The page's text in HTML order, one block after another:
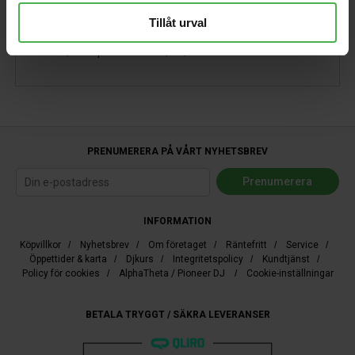
Tillåt urval
PRENUMERERA PÅ VÅRT NYHETSBREV
INFORMATION
Köpvillkor / Nyhetsbrev / Om företaget / Räntefritt / Service /
Öppettider & karta / Djkurs / Integritetspolicy / Kundtjänst /
Policy för cookies / AlphaTheta / Pioneer DJ / Cookie-inställningar
BETALA TRYGGT / SÄKRA LEVERANSER